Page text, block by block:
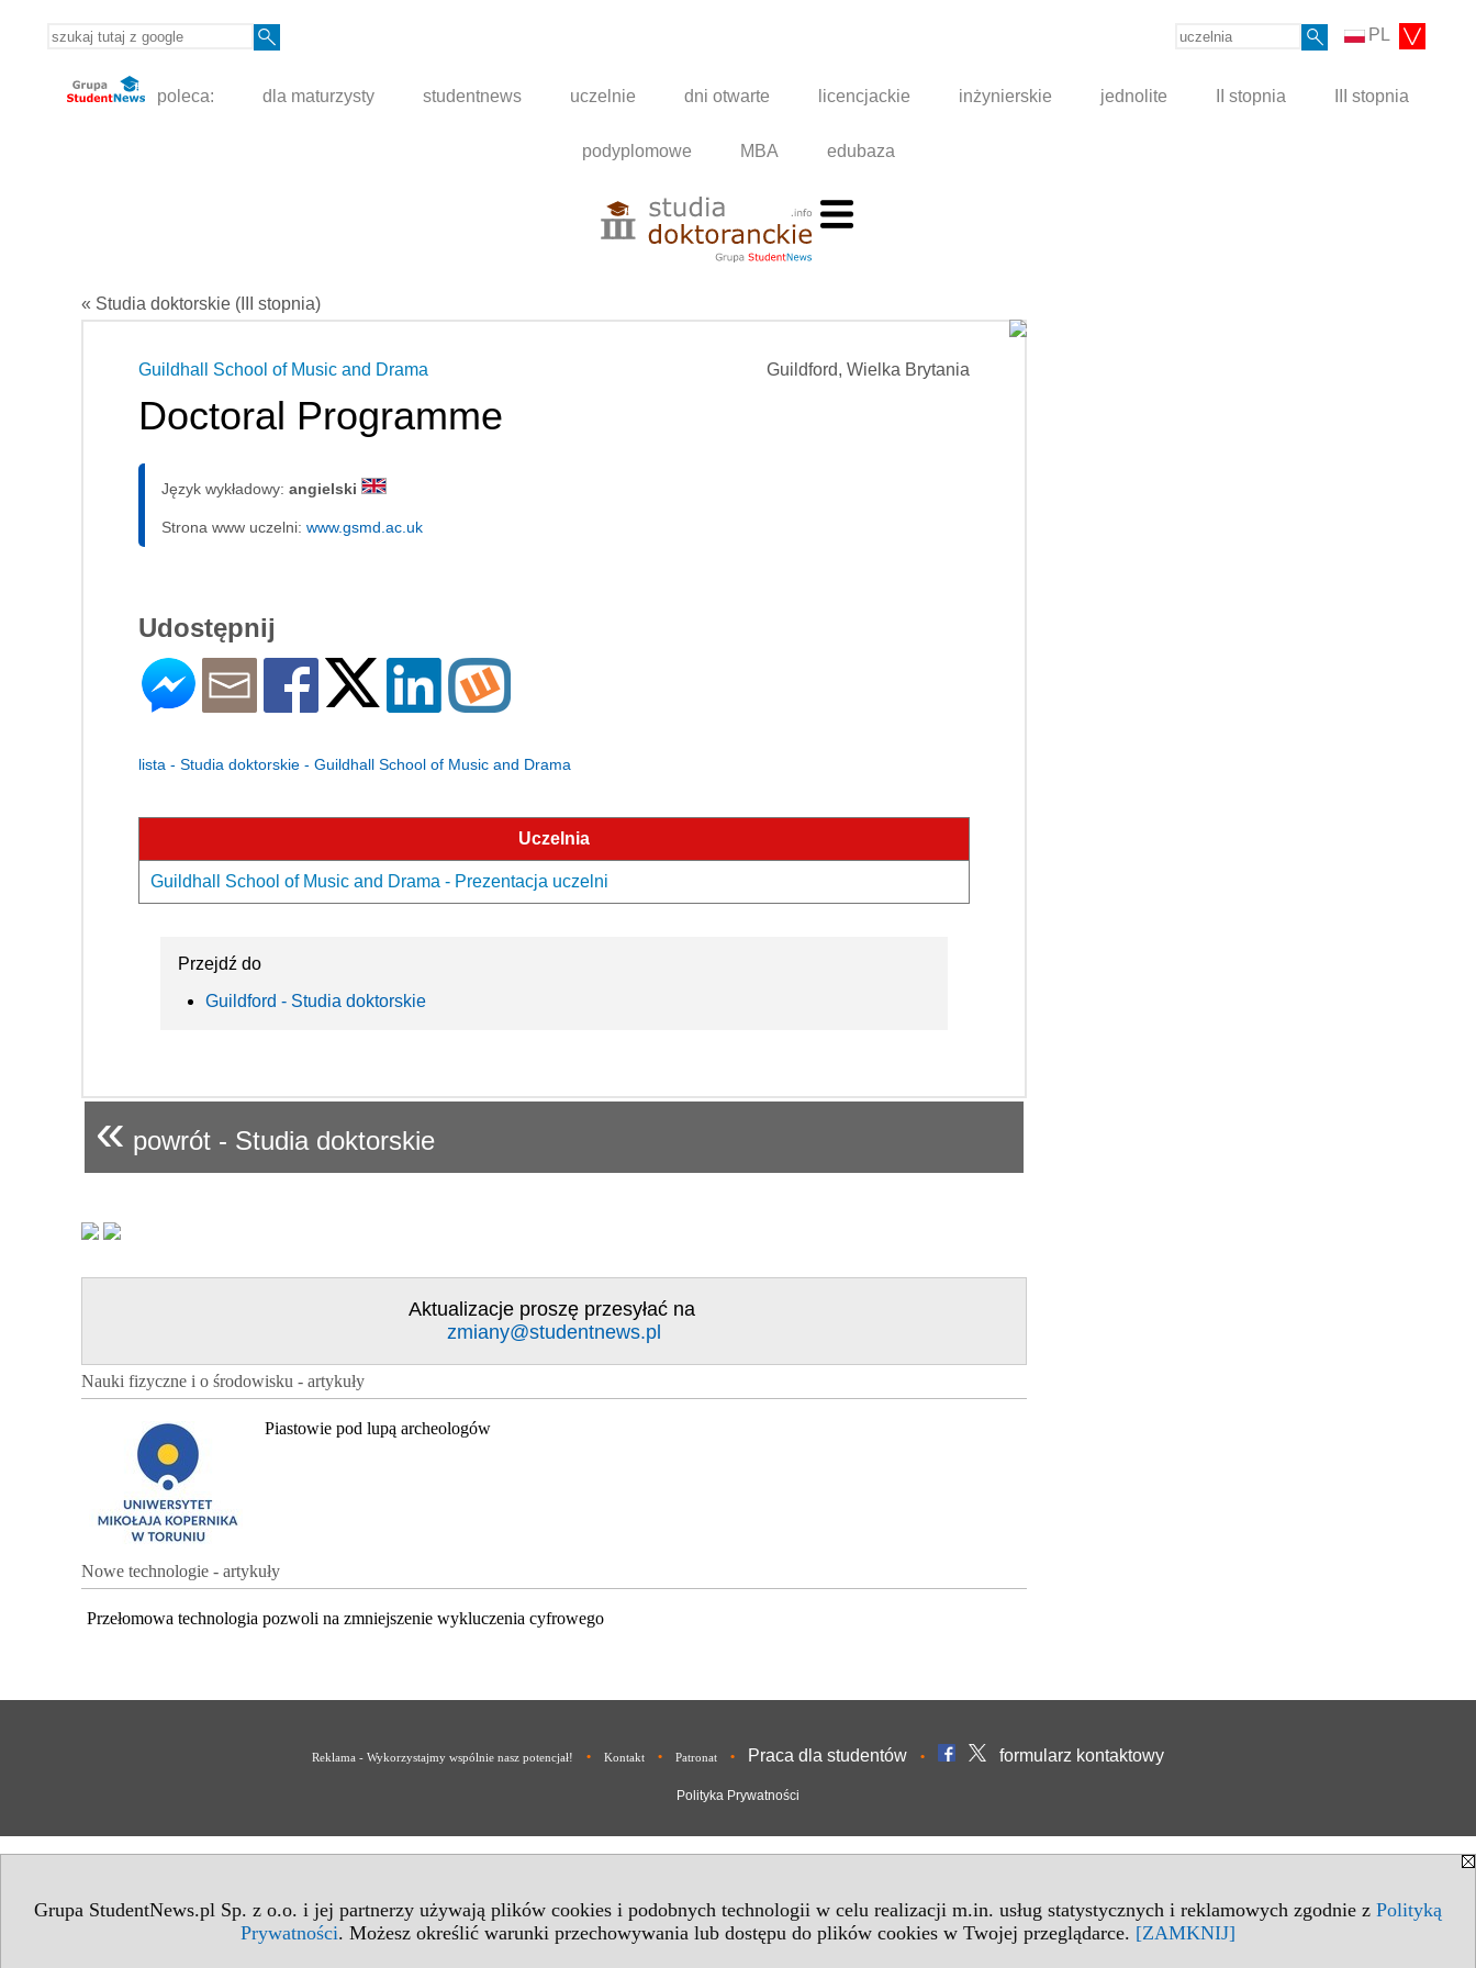
Grupa StudentNews.pl Sp. z o.o. i jej partnerzy używają plików cookies i podobnych technologii w celu realizacji m.in. usług statystycznych i reklamowych zgodnie z Polityką
Prywatności. Możesz określić warunki przechowywania lub dostępu do plików cookies w Twojej przeglądarce. [ZAMKNIJ]
PL
poleca: dla maturzysty studentnews uczelnie dni otwarte licencjackie inżynierskie jednolite II stopnia III stopnia
podyplomowe MBA edubaza
« Studia doktorskie (III stopnia)
Guildford, Wielka Brytania
Guildhall School of Music and Drama
Doctoral Programme
Język wykładowy: angielski
Strona www uczelni: www.gsmd.ac.uk
Udostępnij
lista - Studia doktorskie - Guildhall School of Music and Drama
Uczelnia
Guildhall School of Music and Drama - Prezentacja uczelni
Przejdź do
Guildford - Studia doktorskie
« powrót - Studia doktorskie
Aktualizacje proszę przesyłać na
zmiany@studentnews.pl
Nauki fizyczne i o środowisku - artykuły
Piastowie pod lupą archeologów
Nowe technologie - artykuły
Przełomowa technologia pozwoli na zmniejszenie wykluczenia cyfrowego
Reklama - Wykorzystajmy wspólnie nasz potencjał! • Kontakt • Patronat • Praca dla studentów • formularz kontaktowy
Polityka Prywatności